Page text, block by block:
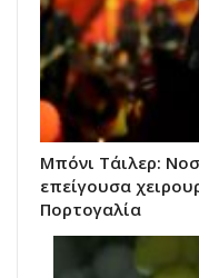
Μπόνι Τάιλερ:
επείγουσα
Πορτογαλία